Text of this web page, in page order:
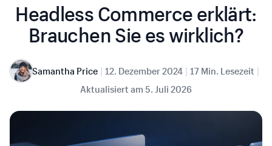
Headless Commerce erklärt:
Brauchen Sie es wirklich?
Samantha Price | 12. Dezember 2024 | 17 Min. Lesezeit |
Aktualisiert am 5. Juli 2026